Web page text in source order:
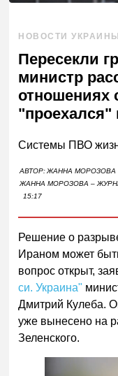
НОВОСТИ УКРАИНЫ
Пересекли
министр
отношениях
Системы ПВО
АВТОР:ЖАННА МОРОЗОВА
ЖАННА МОРОЗОВА –
15:17
Решение о
Ираном может
вопрос открыт,
си. Украина"
Дмитрий Кулеба.
уже вынесено на
Зеленского.